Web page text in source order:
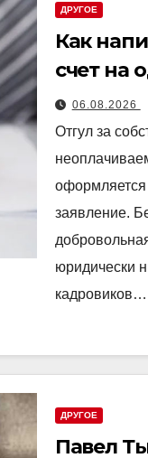
ДРУГОЕ
Как
счет на
06.08.2026
Отгул за
оформляется
заявление.
юридически
кадровиков…
ДРУГОЕ
Павел